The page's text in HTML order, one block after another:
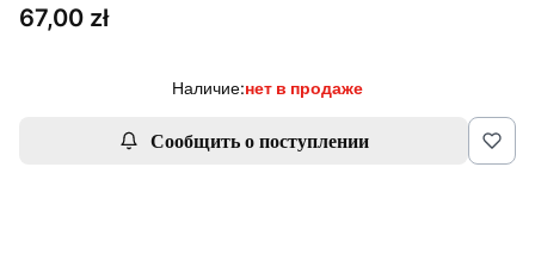
Цена
67,00 zł
Наличие:нет в продаже
Сообщить о поступлении